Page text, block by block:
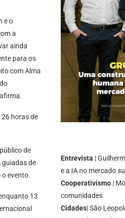
e o
a
ainda
para os
com Alma
horas de
de
guiadas de
evento.
13
Entrevista |
e a IA no mercado
Cooperativismo |
comunidades
Cidades| São